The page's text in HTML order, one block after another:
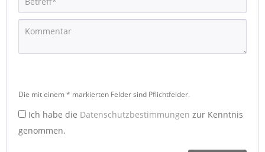
Die mit einem * markierten Felder sind Pflichtfelder.
Ich habe die Datenschutzbestimmungen zur Kenntnis
genommen.